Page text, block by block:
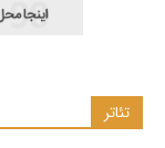
تئاتر